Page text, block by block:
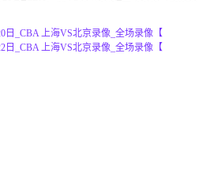
日_CBA 上海VS北京录像_全场录像【
日_CBA 上海VS北京录像_全场录像【